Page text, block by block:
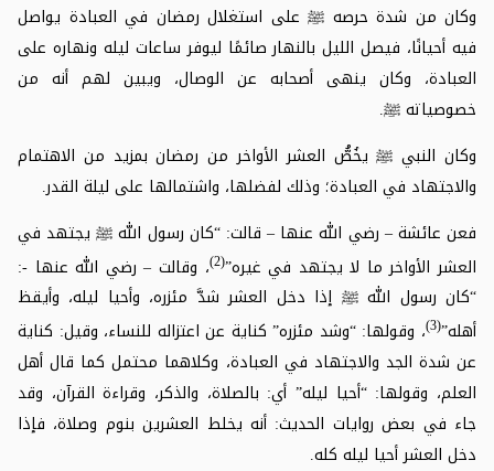
وكان من شدة حرصه ﷺ على استغلال رمضان في العبادة يواصل
فيه أحيانًا، فيصل الليل بالنهار صائمًا ليوفر ساعات ليله ونهاره على
العبادة، وكان ينهى أصحابه عن الوصال، ويبين لهم أنه من
خصوصياتهﷺ.
وكان النبي ﷺيخُصُّ العشر الأواخر من رمضان بمزيد من الاهتمام
والاجتهاد في العبادة؛ وذلك لفضلها، واشتمالها على ليلة القدر.
فعن عائشة – رضي الله عنها – قالت: “كان رسول اللهﷺيجتهد في
العشر الأواخر ما لا يجتهد في غيره”(2) ، وقالت – رضي الله عنها -:
“كان رسول اللهﷺ إذا دخل العشر شدَّ مئزره، وأحيا ليله، وأيقظ
أهله”(3) ، وقولها: “وشد مئزره” كناية عن اعتزاله للنساء، وقيل: كناية
عن شدة الجد والاجتهاد في العبادة، وكلاهما محتمل كما قال أهل
العلم، وقولها: “أحيا ليله” أي: بالصلاة، والذكر، وقراءة القرآن، وقد
جاء في بعض روايات الحديث: أنه يخلط العشرين بنوم وصلاة، فإذا
دخل العشر أحيا ليله كله.